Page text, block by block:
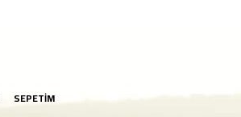
SEPETİM